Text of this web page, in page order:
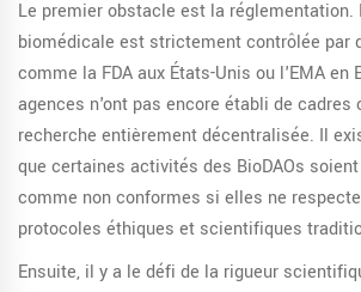
Le premier obstacle est la réglementation.
biomédicale est strictement contrôlée par
comme la FDA aux États-Unis ou l'EMA en
agences n'ont pas encore établi de cadres
recherche entièrement décentralisée. Il
que certaines activités des BioDAOs
comme non conformes si elles ne
protocoles éthiques et scientifiques
Ensuite, il y a le défi de la rigueur